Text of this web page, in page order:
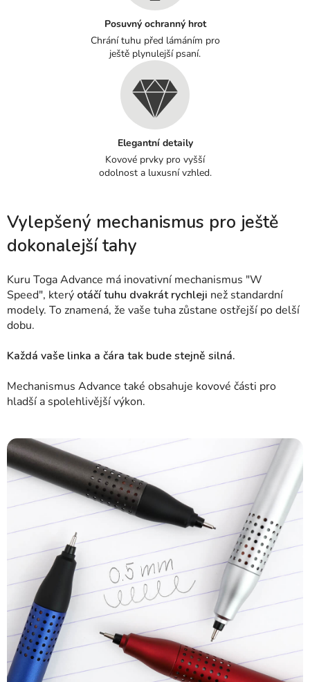
Posuvný ochranný hrot
Chrání tuhu před lámáním pro
ještě plynulejší psaní.
Elegantní detaily
Kovové prvky pro vyšší
odolnost a luxusní vzhled.
Vylepšený mechanismus pro ještě
dokonalejší tahy
Kuru Toga Advance má inovativní mechanismus "W
Speed", který otáčí tuhu dvakrát rychleji než standardní
modely. To znamená, že vaše tuha zůstane ostřejší po delší
dobu.
Každá vaše linka a čára tak bude stejně silná.
Mechanismus Advance také obsahuje kovové části pro
hladší a spolehlivější výkon.